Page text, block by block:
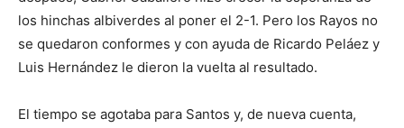
los hinchas albiverdes al poner el 2-1. Pero los Rayos no
se quedaron conformes y con ayuda de Ricardo Peláez y
Luis Hernández le dieron la vuelta al resultado.
El tiempo se agotaba para Santos y, de nueva cuenta,